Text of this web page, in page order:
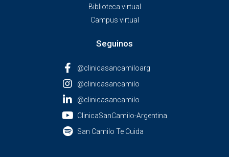
Biblioteca virtual
Campus virtual
Seguinos
@clinicasancamiloarg
@clinicasancamilo
@clinicasancamilo
ClinicaSanCamilo-Argentina
San Camilo Te Cuida